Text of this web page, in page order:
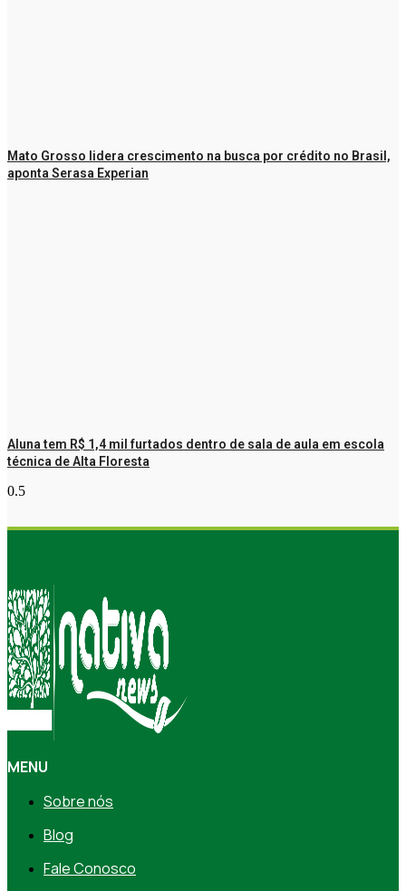
Mato Grosso lidera crescimento na busca por crédito no Brasil,
aponta Serasa Experian
Aluna tem R$ 1,4 mil furtados dentro de sala de aula em escola
técnica de Alta Floresta
MENU
Sobre nós
Blog
Fale Conosco